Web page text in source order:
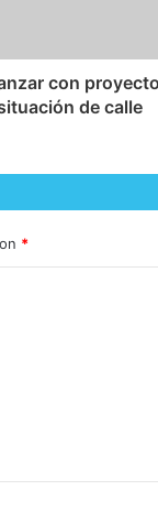
con proyecto
de calle
*